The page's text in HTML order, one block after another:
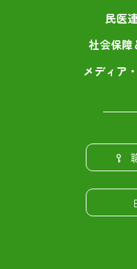
民医
社会保障
メディア